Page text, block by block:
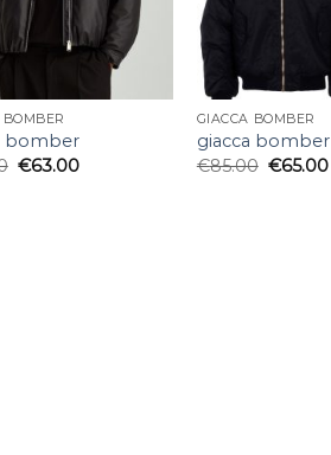
bomber
€63.00
GIACCA BOMBER
giacca bomber
€85.00 €65.00